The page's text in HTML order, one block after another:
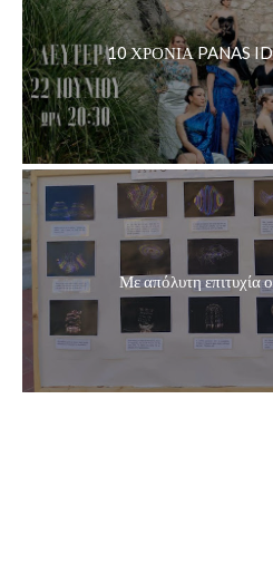
10 ΧΡΟΝΙΑ PANAS
Με απόλυτη επιτυχία